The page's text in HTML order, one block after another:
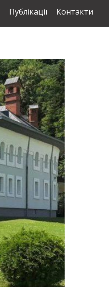
Публікації Контакти